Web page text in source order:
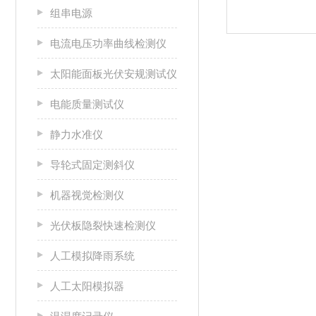
组串电源
电流电压功率曲线检测仪
太阳能面板光伏安规测试仪
电能质量测试仪
静力水准仪
导轮式固定测斜仪
机器视觉检测仪
光伏板隐裂快速检测仪
人工模拟降雨系统
人工太阳模拟器